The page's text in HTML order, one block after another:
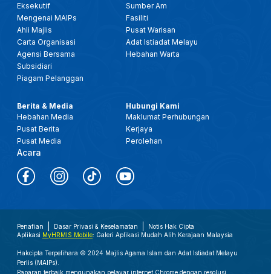
Eksekutif
Mengenai MAIPs
Ahli Majlis
Carta Organisasi
Agensi Bersama
Subsidiari
Piagam Pelanggan
Sumber Am
Fasiliti
Pusat Warisan
Adat Istiadat Melayu
Hebahan Warta
Berita & Media
Hebahan Media
Pusat Berita
Pusat Media
Acara
Hubungi Kami
Maklumat Perhubungan
Kerjaya
Perolehan
Penafian Dasar Privasi & Keselamatan
Notis Hak Cipta
Aplikasi MyHRMIS Mobile: Galeri Aplikasi Mudah Alih Kerajaan Malaysia
Hakcipta Terpelihara © 2024 Majlis Agama Islam dan Adat Istiadat Melayu
Perlis (MAIPs).
Paparan terbaik mengunakan pelayar internet Chrome dengan resolusi